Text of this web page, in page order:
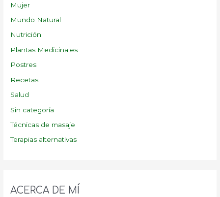
Mujer
Mundo Natural
Nutrición
Plantas Medicinales
Postres
Recetas
Salud
Sin categoría
Técnicas de masaje
Terapias alternativas
ACERCA DE MÍ